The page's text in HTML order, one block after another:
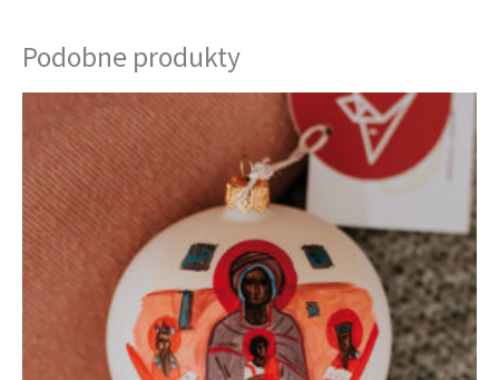
Podobne produkty